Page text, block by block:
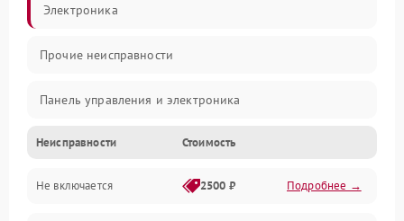
Электроника
Прочие неисправности
Панель управления и электроника
Дверца и корпус
Механика и внутренние элементы
Неисправности Стоимость
Не включается 2500 ₽ Подробнее →